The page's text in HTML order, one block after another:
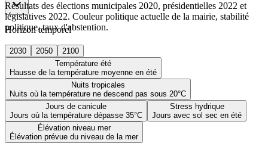
Horizon temporel
2030 2050
2100
Température été
Hausse de la température moyenne en été
Nuits tropicales
Nuits où la température ne descend pas sous 20°C
Jours de canicule
Jours où la température dépasse 35°C
Stress hydrique
Jours avec sol sec en été
Élévation niveau mer
Élévation prévue du niveau de la mer
Résultats des élections municipales 2020, présidentielles 2022 et
législatives 2022. Couleur politique actuelle de la mairie, stabilité
politique, taux d'abstention.